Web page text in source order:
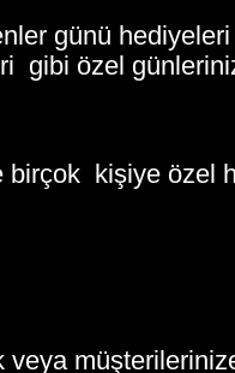
günü hediyeleri
gibi özel
kişiye özel
veya